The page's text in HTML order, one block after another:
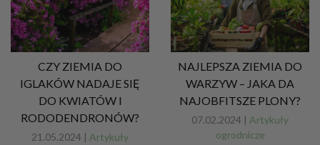
CZY ZIEMIA DO
IGLAKÓW NADAJE SIĘ
DO KWIATÓW I
RODODENDRONÓW?
21.05.2024 | Artykuły
NAJLEPSZA ZIEMIA DO
WARZYW – JAKA DA
NAJOBFITSZE PLONY?
07.02.2024 | Artykuły
ogrodnicze